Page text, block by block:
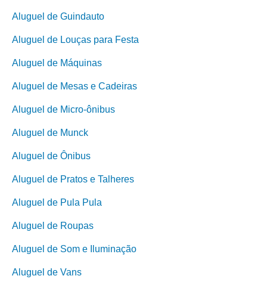
Aluguel de Guindauto
Aluguel de Louças para Festa
Aluguel de Máquinas
Aluguel de Mesas e Cadeiras
Aluguel de Micro-ônibus
Aluguel de Munck
Aluguel de Ônibus
Aluguel de Pratos e Talheres
Aluguel de Pula Pula
Aluguel de Roupas
Aluguel de Som e Iluminação
Aluguel de Vans